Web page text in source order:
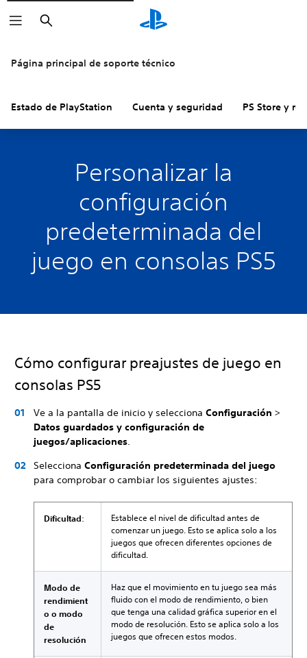
Buscar
Página principal de soporte técnico
Estado de PlayStation Cuenta y seguridad PS Store y
Personalizar la
configuración
predeterminada del
juego en consolas PS5
Cómo configurar preajustes de juego en
consolas PS5
Ve a la pantalla de inicio y selecciona Configuración >
Datos guardados y configuración de
juegos/aplicaciones.
Selecciona Configuración predeterminada del juego
para comprobar o cambiar los siguientes ajustes:
Dificultad:
Establece el nivel de dificultad antes de
comenzar un juego. Esto se aplica solo a los
juegos que ofrecen diferentes opciones de
dificultad.
Modo de
rendimient
o o modo
de
resolución
Haz que el movimiento en tu juego sea más
fluido con el modo de rendimiento, o bien
que tenga una calidad gráfica superior en el
modo de resolución. Esto se aplica solo a los
juegos que ofrecen estos modos.